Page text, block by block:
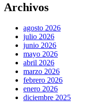
Archivos
agosto 2026
julio 2026
junio 2026
mayo 2026
abril 2026
marzo 2026
febrero 2026
enero 2026
diciembre 2025